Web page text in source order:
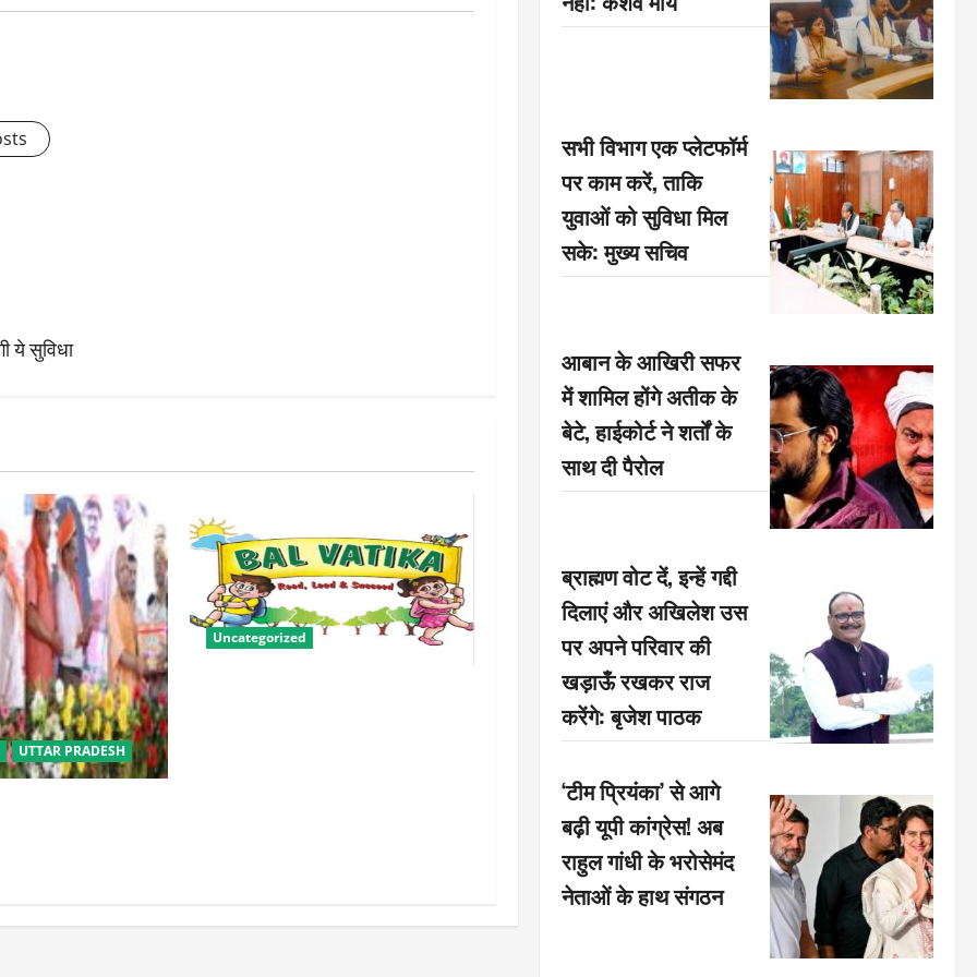
ये सुविधा
UTTAR PRADESH
Uncategorized
सभी विभाग एक प्लेटफॉर्म
पर काम करें, ताकि
युवाओं को सुविधा मिल
सके: मुख्य सचिव
आबान के आखिरी सफर
में शामिल होंगे अतीक के
बेटे, हाईकोर्ट ने शर्तों के
साथ दी पैरोल
ब्राह्मण वोट दें, इन्हें गद्दी
दिलाएं और अखिलेश उस
पर अपने परिवार की
खड़ाऊँ रखकर राज
करेंगे: बृजेश पाठक
‘टीम प्रियंका’ से आगे
बढ़ी यूपी कांग्रेस! अब
राहुल गांधी के भरोसेमंद
नेताओं के हाथ संगठन